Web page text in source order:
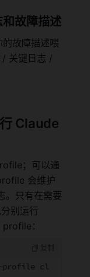
故障描述
故障描述喂
/ 关键日志 /
Claude
；可以通
会维护
。只有在需要
别运行
：
claude --